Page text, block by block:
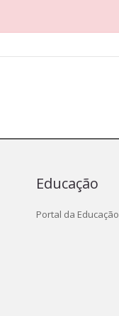
Educação
Portal da Educação